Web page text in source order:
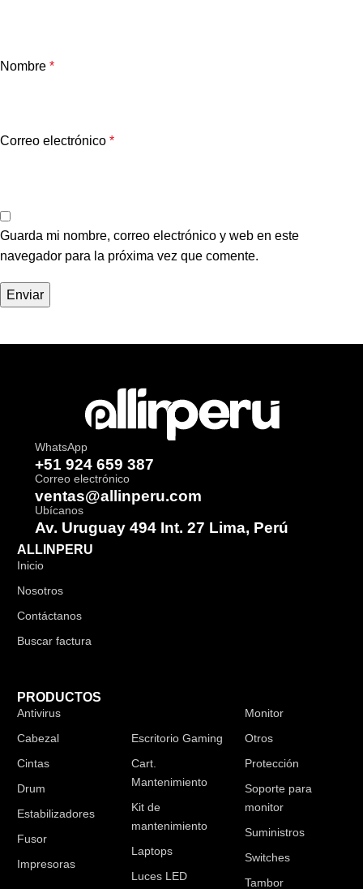
Nombre *
Correo electrónico *
Guarda mi nombre, correo electrónico y web en este
navegador para la próxima vez que comente.
WhatsApp
+51 924 659 387
Correo electrónico
ventas@allinperu.com
Ubícanos
Av. Uruguay 494 Int. 27 Lima, Perú
ALLINPERU
Inicio
Nosotros
Contáctanos
Buscar factura
PRODUCTOS
Antivirus
Cabezal
Cintas
Drum
Estabilizadores
Fusor
Impresoras
Escritorio Gaming
Cart.
Mantenimiento
Kit de
mantenimiento
Laptops
Luces LED
Monitor
Otros
Protección
Soporte para
monitor
Suministros
Switches
Tambor